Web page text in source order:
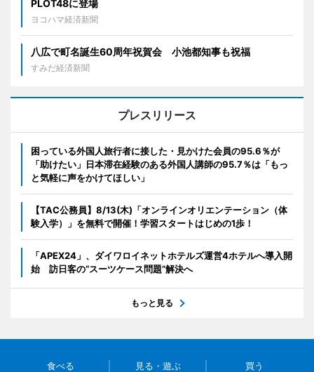
PLOT48に登場
ヨコハマ経済新聞
八広で町名誕生60周年祝賀会 小池都知事も祝福
すみだ経済新聞
プレスリリース
困っている外国人旅行者に接した・見かけた会員の95.6％が
「助けたい」日本滞在経験のある外国人講師の95.7％は「もっ
と気軽に声をかけてほしい」
【TAC公務員】8/13(木)「オンラインオリエンテーション（体
験入学）」を無料で開催！学習スタートはじめの1歩！
「APEX24」、ダイワロイネットホテルズ運営4ホテルへ導入開
始 訪日客の“スーツケース問題”解決へ
もっと見る
食べる 見る・遊ぶ 買う